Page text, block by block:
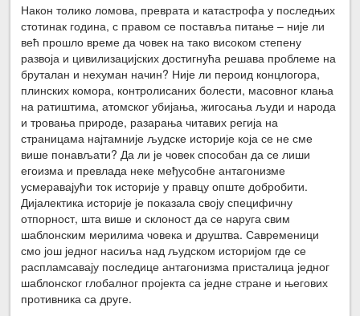
Након толико ломова, преврата и катастрофа у последњих
стотинак година, с правом се поставља питање – није ли
већ прошло време да човек на тако високом степену
развоја и цивилизацијских достигнућа решава проблеме на
бруталан и нехуман начин? Није ли пероид концлогора,
плинских комора, контролисаних болести, масовног клања
на ратиштима, атомског убијања, жигосања људи и народа
и тровања природе, разарања читавих регија на
страницама најтамније људске историје која се не сме
више понављати? Да ли је човек способан да се лиши
егоизма и превлада неке међусобне антагонизме
усмеравајући ток историје у правцу опште добробити.
Дијалектика историје је показала своју специфичну
отпорност, шта више и склоност да се наруга свим
шаблонским мерилима човека и друштва. Савременици
смо још једног насиља над људском историјом где се
распламсавају последице антагонизма присталица једног
шаблонског глобалног пројекта са једне стране и његових
противника са друге.